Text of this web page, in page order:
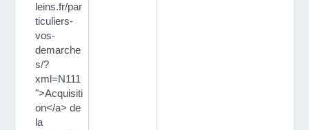
leins.fr/par
ticuliers-
vos-
demarche
s/?
xml=N111
">Acquisiti
on</a> de
la